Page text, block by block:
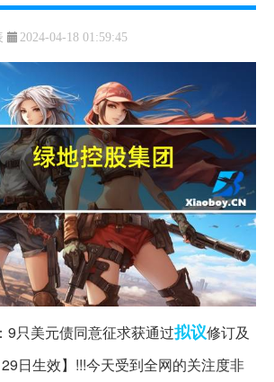
2024-04-18 01:59:45
9只美元债同意征求获通过拟议修订及
日生效】!!!今天受到全网的关注度非